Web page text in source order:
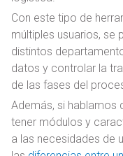
Con este tipo de
múltiples usuarios, se
distintos
datos y controlar la
de las fases del
Además, si hablamos
tener módulos y
a las necesidades de